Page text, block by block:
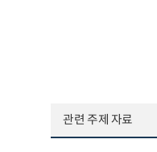
관련 주제 자료